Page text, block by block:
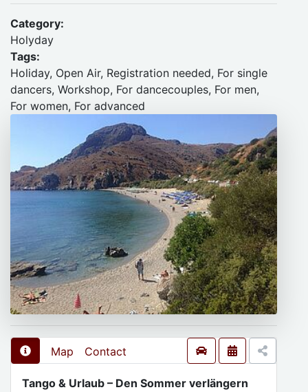
Category:
Holyday
Tags:
Holiday, Open Air, Registration needed, For single
dancers, Workshop, For dancecouples, For men,
For women, For advanced
Map Contact
Tango & Urlaub – Den Sommer verlängern